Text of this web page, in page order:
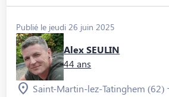
Publié le jeudi 26 juin 2025
Alex SEULIN
44 ans
Saint-Martin-lez-Tatinghem (62)